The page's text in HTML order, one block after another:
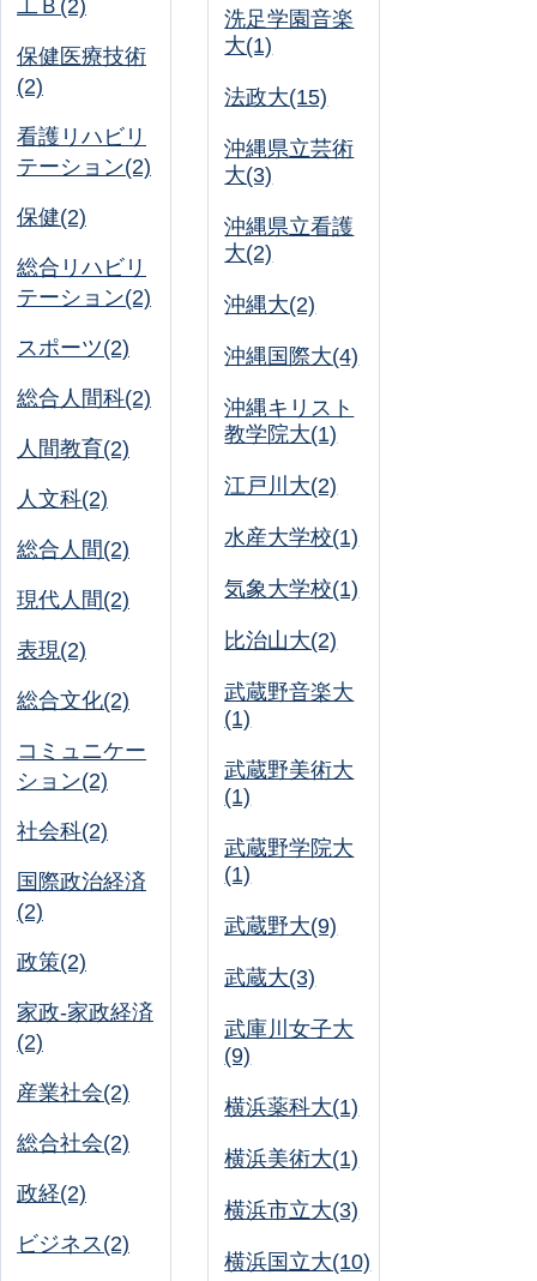
工Ｂ(2)
保健医療技術
(2)
看護リハビリ
テーション(2)
保健(2)
総合リハビリ
テーション(2)
スポーツ(2)
総合人間科(2)
人間教育(2)
人文科(2)
総合人間(2)
現代人間(2)
表現(2)
総合文化(2)
コミュニケー
ション(2)
社会科(2)
国際政治経済
(2)
政策(2)
家政-家政経済
(2)
産業社会(2)
総合社会(2)
政経(2)
ビジネス(2)
洗足学園音楽
大(1)
法政大(15)
沖縄県立芸術
大(3)
沖縄県立看護
大(2)
沖縄大(2)
沖縄国際大(4)
沖縄キリスト
教学院大(1)
江戸川大(2)
水産大学校(1)
気象大学校(1)
比治山大(2)
武蔵野音楽大
(1)
武蔵野美術大
(1)
武蔵野学院大
(1)
武蔵野大(9)
武蔵大(3)
武庫川女子大
(9)
横浜薬科大(1)
横浜美術大(1)
横浜市立大(3)
横浜国立大(10)